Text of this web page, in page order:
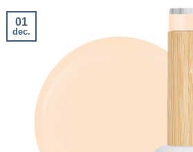
01
dec.